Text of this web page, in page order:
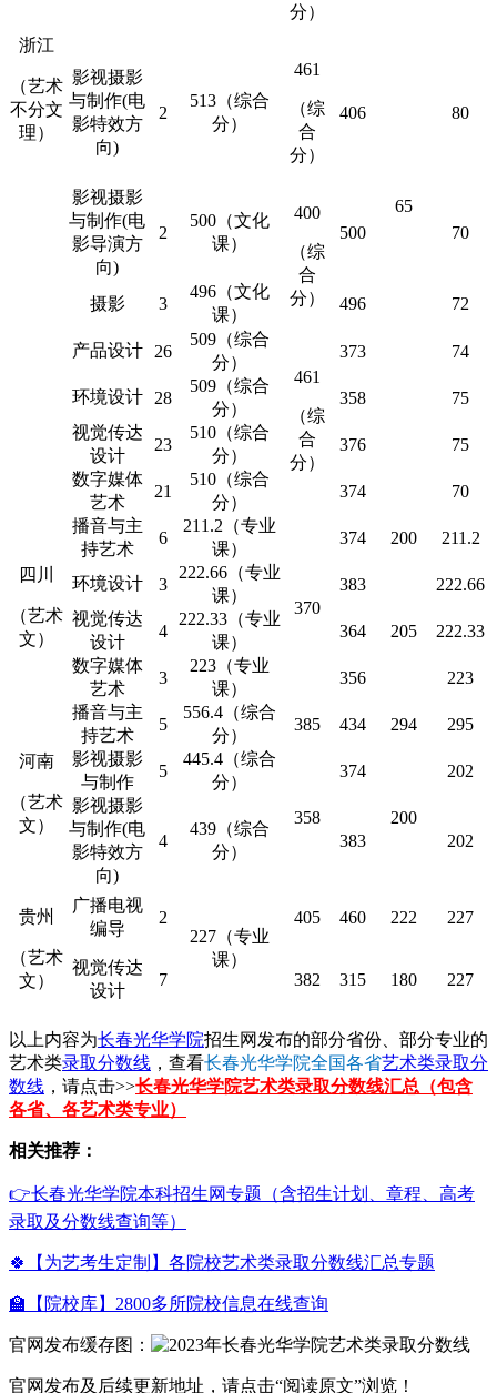
浙江
（艺术
不分文
理）
分）
65
影视摄影
与制作(电
影特效方
向)
2
513（综合
分）
461
（综
合
分）
406 80
影视摄影
与制作(电
影导演方
向)
2
500（文化
课）
400
（综
合
分）
500 70
摄影 3
496（文化
课）
496 72
产品设计 26
509（综合
分）
461
（综
合
分）
373 74
环境设计 28
509（综合
分）
358
75
视觉传达
设计
23
510（综合
分）
376
75
数字媒体
艺术
21
510（综合
分）
374 70
四川
（艺术
文）
播音与主
持艺术
6
211.2（专业
课）
370
374 200 211.2
环境设计 3
222.66（专业
课）
383
205
222.66
视觉传达
设计
4
222.33（专业
课）
364
222.33
数字媒体
艺术
3
223（专业
课）
356 223
河南
（艺术
文）
播音与主
持艺术
5
556.4（综合
分）
385 434 294
295
影视摄影
与制作
5
445.4（综合
分）
358
374
200
202
影视摄影
与制作(电
影特效方
向)
4
439（综合
分）
383 202
贵州
（艺术
文）
广播电视
编导
2
227（专业
课）
405 460 222 227
视觉传达
设计
7 382 315 180 227
以上内容为长春光华学院招生网发布的部分省份、部分专业的
艺术类录取分数线 ，查看长春光华学院全国各省艺术类录取分
数线 ，请点击>>长春光华学院艺术类录取分数线汇总（包含
各省、各艺术类专业）
相关推荐：
👉长春光华学院本科招生网专题（含招生计划、章程、高考
录取及分数线查询等）
🍀【为艺考生定制】各院校艺术类录取分数线汇总专题
🏫【院校库】2800多所院校信息在线查询
官网发布缓存图：
官网发布及后续更新地址，请点击“阅读原文”浏览！